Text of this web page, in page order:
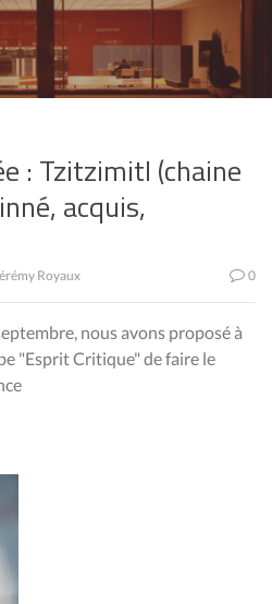
: Tzitzimitl (chaine
acquis,
Royaux 0
nous avons proposé à
"Esprit Critique" de faire le